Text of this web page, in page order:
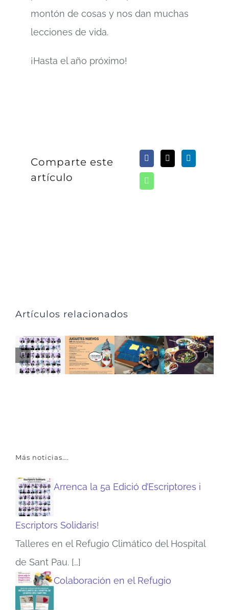
montón de cosas y nos dan muchas
lecciones de vida.
¡Hasta el año próximo!
Comparte este
artículo
Artículos relacionados
Arrenca
Edició
d’Escriptores
i
Campaña
Mantas
para
Ucrania
Mimosa,
nuestro
comedor
Más noticias….
Arrenca la 5a Edició d’Escriptores i
Escriptors Solidaris!
Talleres en el Refugio Climático del Hospital
de Sant Pau. […]
Colaboración en el Refugio